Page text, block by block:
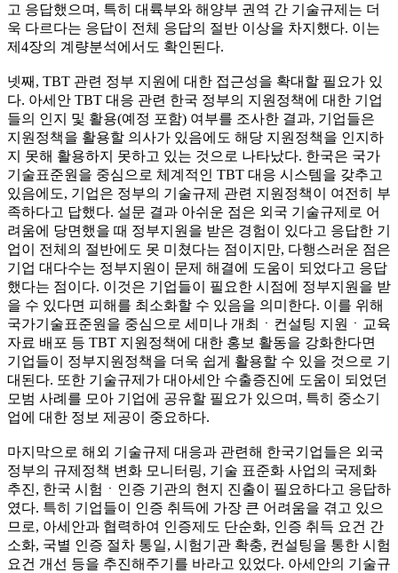
고 응답했으며, 특히 대륙부와 해양부 권역 간 기술규제는 더
욱 다르다는 응답이 전체 응답의 절반 이상을 차지했다. 이는
제4장의 계량분석에서도 확인된다.
넷째, TBT 관련 정부 지원에 대한 접근성을 확대할 필요가 있
다. 아세안 TBT 대응 관련 한국 정부의 지원정책에 대한 기업
들의 인지 및 활용(예정 포함) 여부를 조사한 결과, 기업들은
지원정책을 활용할 의사가 있음에도 해당 지원정책을 인지하
지 못해 활용하지 못하고 있는 것으로 나타났다. 한국은 국가
기술표준원을 중심으로 체계적인 TBT 대응 시스템을 갖추고
있음에도, 기업은 정부의 기술규제 관련 지원정책이 여전히 부
족하다고 답했다. 설문 결과 아쉬운 점은 외국 기술규제로 어
려움에 당면했을 때 정부지원을 받은 경험이 있다고 응답한 기
업이 전체의 절반에도 못 미쳤다는 점이지만, 다행스러운 점은
기업 대다수는 정부지원이 문제 해결에 도움이 되었다고 응답
했다는 점이다. 이것은 기업들이 필요한 시점에 정부지원을 받
을 수 있다면 피해를 최소화할 수 있음을 의미한다. 이를 위해
국가기술표준원을 중심으로 세미나 개최ㆍ컨설팅 지원ㆍ교육
자료 배포 등 TBT 지원정책에 대한 홍보 활동을 강화한다면
기업들이 정부지원정책을 더욱 쉽게 활용할 수 있을 것으로 기
대된다. 또한 기술규제가 대아세안 수출증진에 도움이 되었던
모범 사례를 모아 기업에 공유할 필요가 있으며, 특히 중소기
업에 대한 정보 제공이 중요하다.
마지막으로 해외 기술규제 대응과 관련해 한국기업들은 외국
정부의 규제정책 변화 모니터링, 기술 표준화 사업의 국제화
추진, 한국 시험ㆍ인증 기관의 현지 진출이 필요하다고 응답하
였다. 특히 기업들이 인증 취득에 가장 큰 어려움을 겪고 있으
므로, 아세안과 협력하여 인증제도 단순화, 인증 취득 요건 간
소화, 국별 인증 절차 통일, 시험기관 확충, 컨설팅을 통한 시험
요건 개선 등을 추진해주기를 바라고 있었다. 아세안의 기술규